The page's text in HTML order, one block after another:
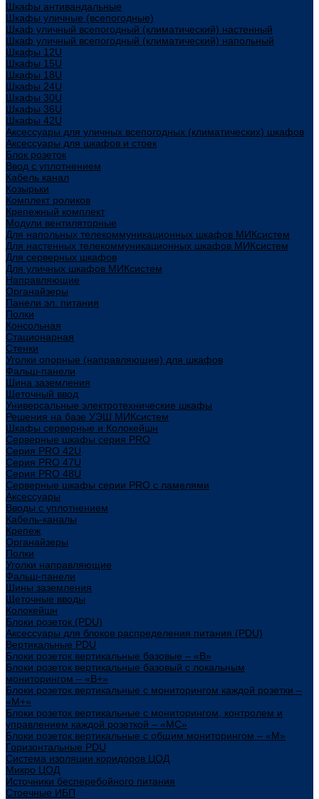
Шкафы антивандальные
Шкафы уличные (всепогодные)
Шкаф уличный всепогодный (климатический) настенный
Шкаф уличный всепогодный (климатический) напольный
Шкафы 12U
Шкафы 15U
Шкафы 18U
Шкафы 24U
Шкафы 30U
Шкафы 36U
Шкафы 42U
Аксессуары для уличных всепогодных (климатических) шкафов
Аксессуары для шкафов и стоек
Блок розеток
Ввод с уплотнением
Кабель канал
Козырьки
Комплект роликов
Крепежный комплект
Модули вентиляторные
Для напольных телекоммуникационных шкафов МИКсистем
Для настенных телекоммуникационных шкафов МИКсистем
Для серверных шкафов
Для уличных шкафов МИКсистем
Направляющие
Органайзеры
Панели эл. питания
Полки
Консольная
Стационарная
Стенки
Уголки опорные (направляющие) для шкафов
Фальш-панели
Шина заземления
Щеточный ввод
Универсальные электротехнические шкафы
Решения на базе УЭШ МИКсистем
Шкафы серверные и Колокейшн
Серверные шкафы серия PRO
Серия PRO 42U
Серия PRO 47U
Серия PRO 48U
Серверные шкафы серии PRO с ламелями
Аксессуары
Вводы с уплотнением
Кабель-каналы
Крепеж
Органайзеры
Полки
Уголки направляющие
Фальш-панели
Шины заземления
Щеточные вводы
Колокейшн
Блоки розеток (PDU)
Аксессуары для блоков распределения питания (PDU)
Вертикальные PDU
Блоки розеток вертикальные базовые – «В»
Блоки розеток вертикальные базовый с локальным
мониторингом – «В+»
Блоки розеток вертикальные с мониторингом каждой розетки –
«М+»
Блоки розеток вертикальные с мониторингом, контролем и
управлением каждой розеткой – «МС»
Блоки розеток вертикальные с общим мониторингом – «М»
Горизонтальные PDU
Система изоляции коридоров ЦОД
Микро ЦОД
Источники бесперебойного питания
Стоечные ИБП